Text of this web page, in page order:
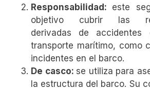
Responsabilidad: este
objetivo cubrir las
derivadas de accidentes
transporte marítimo, como
incidentes en el barco.
De casco: se utiliza para
la estructura del barco. Su